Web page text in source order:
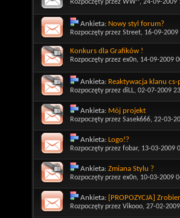
Rozpoczęty przez WW^, 24-09-2009
Ankieta: Nowy styl forum?
Rozpoczęty przez Street, 16-09-2009
Konkurs dla Grafików !
Rozpoczęty przez ex0n, 14-09-2009
Ankieta: Reaktywacja klanu
Rozpoczęty przez diLL, 02-07-2009
Ankieta: Mój projekt
Rozpoczęty przez Sasek666, 22-03-
Ankieta: Logo!?
Rozpoczęty przez fobar, 13-03-2009
Ankieta: Zmiana Stylu ?
Rozpoczęty przez ex0n, 10-03-2009
Ankieta: [PROPOZYCJA]
Rozpoczęty przez Vikooo, 27-02-